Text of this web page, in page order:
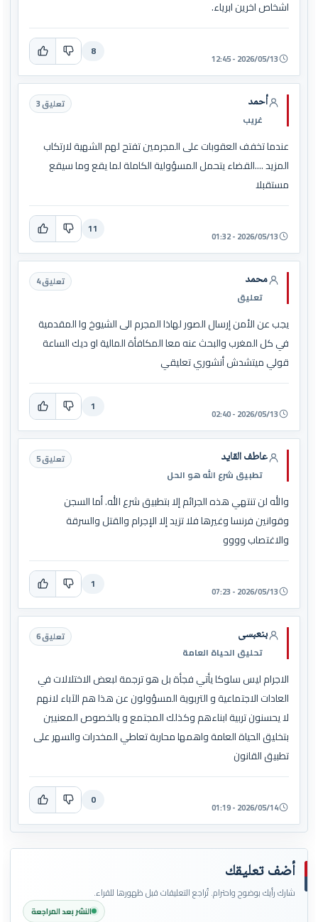
اشخاص اخرين ابرياء.
2026/05/13 - 12:45
8
أحمد
غريب
تعليق 3
عندما تخفف العقوبات على المجرمين تفتح لهم الشهية لارتكاب
المزيد ....القضاء يتحمل المسؤولية الكاملة لما يقع وما سيقع
مستقبلا
2026/05/13 - 01:32
11
محمد
تعليق
تعليق 4
يجب عن الأمن إرسال الصور لهاذا المجرم الى الشيوخ وا المقدمية
في كل المغرب والبحث عنه معا المكافأة المالية او ديك الساعة
قولي ميتشدش أنشوري تعليقي
2026/05/13 - 02:40
1
عاطف القايد
تطبيق شرع الله هو الحل
تعليق 5
والله لن تنتهي هذه الجرائم إلا بتطبيق شرع الله. أما السجن
وقوانين فرنسا وغيرها فلا تزيد إلا الإجرام والقتل والسرقة
والاغتصاب وووو
2026/05/13 - 07:23
1
بنعبسى
تحليق الحياة العامة
تعليق 6
الاجرام ليس سلوكا يأتي فجأة بل هو ترجمة لبعض الاختلالات في
العادات الاجتماعية و التربوية المسؤولون عن هذا هم الآباء لانهم
لا يحسنون تربية ابناءهم وكذلك المجتمع و بالخصوص المعنيين
بتخليق الحياة العامة واهمها محاربة تعاطي المخدرات والسهر على
تطبيق القانون
2026/05/14 - 01:19
0
أضف تعليقك
شارك رأيك بوضوح واحترام. تُراجع التعليقات قبل ظهورها للقراء.
النشر بعد المراجعة